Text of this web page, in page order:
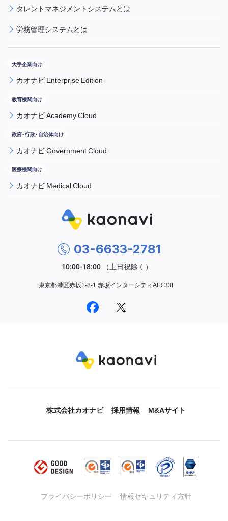
タレントマネジメントシステムとは
労務管理システムとは
カオナビ Enterprise Edition
カオナビ Academy Cloud
カオナビ Government Cloud
カオナビ Medical Cloud
03-6633-2781
東京都港区赤坂1-8-1 赤坂インターシティAIR 33F
株式会社カオナビ 採用情報 M&Aサイト
プライバシーポリシー 情報セキュリティ方針